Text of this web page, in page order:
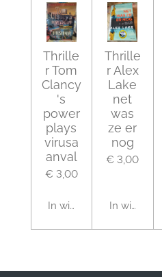
Thrille
r Tom
Clancy
's
power
plays
virusa
anval
€ 3,00
In winkelwagen
Thrille
r Alex
Lake
net
was
ze er
nog
€ 3,00
In